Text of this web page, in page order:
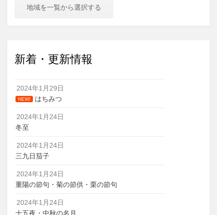
地域を一覧から選択する
新着・更新情報
2024年1月29日
NEW! はちみつ
2024年1月24日
冬至
2024年1月24日
三九日茄子
2024年1月24日
重陽の節句・菊の節供・栗の節句
2024年1月24日
十五夜・中秋の名月